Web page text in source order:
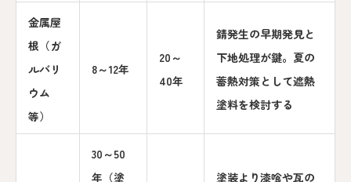
金属屋
根（ガ
ルバリ
ウム
等）
8～12年
20～
40年
錆発生の早期発見と
下地処理が鍵。夏の
蓄熱対策として遮熱
塗料を検討する
30～50
年（塗
塗装より漆喰や瓦の